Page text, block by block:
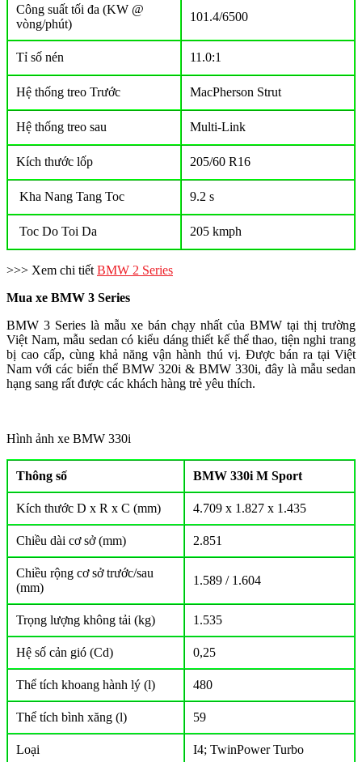
Công suất tối đa (KW @
vòng/phút)
101.4/6500
Tỉ số nén 11.0:1
Hệ thống treo Trước MacPherson Strut
Hệ thống treo sau Multi-Link
Kích thước lốp 205/60 R16
Kha Nang Tang Toc 9.2 s
Toc Do Toi Da 205 kmph
>>> Xem chi tiết BMW 2 Series
Mua xe BMW 3 Series
BMW 3 Series là mẫu xe bán chạy nhất của BMW tại thị trường
Việt Nam, mẫu sedan có kiểu dáng thiết kế thể thao, tiện nghi trang
bị cao cấp, cùng khả năng vận hành thú vị. Được bán ra tại Việt
Nam với các biến thể BMW 320i & BMW 330i, đây là mẫu sedan
hạng sang rất được các khách hàng trẻ yêu thích.
Hình ảnh xe BMW 330i
Thông số BMW 330i M Sport
Kích thước D x R x C (mm) 4.709 x 1.827 x 1.435
Chiều dài cơ sở (mm) 2.851
Chiều rộng cơ sở trước/sau
(mm)
1.589 / 1.604
Trọng lượng không tải (kg) 1.535
Hệ số cản gió (Cd) 0,25
Thể tích khoang hành lý (l) 480
Thể tích bình xăng (l) 59
Loại I4; TwinPower Turbo